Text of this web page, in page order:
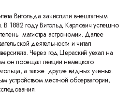
Витольда зачислили внештатным
В 1882 году Витольд Карлович успешно
магистра астрономии. Далее
деятельности и читал
Через год Цераский уехал на
он посещал лекции немецкого
а также другие видных ученых.
устройством местной обсерватории,